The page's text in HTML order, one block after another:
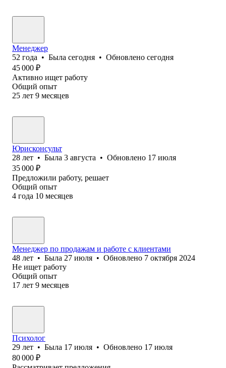
Менеджер
52 года • Была сегодня • Обновлено сегодня
45 000 ₽
Активно ищет работу
Общий опыт
25 лет 9 месяцев
Юрисконсульт
28 лет • Была 3 августа • Обновлено 17 июля
35 000 ₽
Предложили работу, решает
Общий опыт
4 года 10 месяцев
Менеджер по продажам и работе с клиентами
48 лет • Была 27 июля • Обновлено 7 октября 2024
Не ищет работу
Общий опыт
17 лет 9 месяцев
Психолог
29 лет • Была 17 июля • Обновлено 17 июля
80 000 ₽